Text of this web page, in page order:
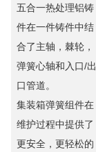
五合一热处理铝铸
件在一件铸件中结
合了主轴，棘轮，
弹簧心轴和入口/出
口管道。
集装箱弹簧组件在
维护过程中提供了
更安全，更轻松的